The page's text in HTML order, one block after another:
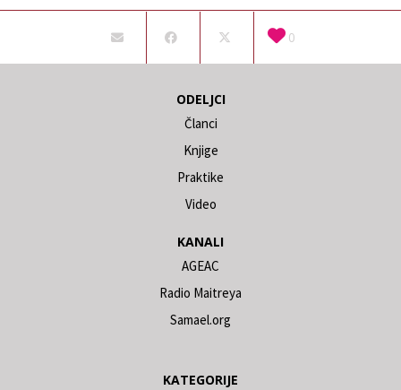
0
ODELJCI
Članci
Knjige
Praktike
Video
KANALI
AGEAC
Radio Maitreya
Samael.org
KATEGORIJE